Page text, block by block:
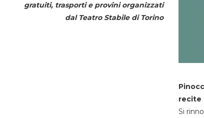
gratuiti, trasporti e provini organizzati
dal Teatro Stabile di Torino
recite
Si